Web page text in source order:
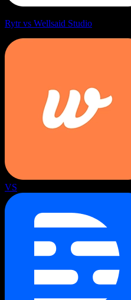
Rytr vs Wellsaid Studio
VS